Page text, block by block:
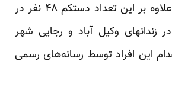
عهده دارد می‌گوید علاوه بر این تعداد دستکم ۴۸ نفر در
در زندانهای وکیل آباد و رجایی شهر
این افراد توسط رسانه‌های رسمی